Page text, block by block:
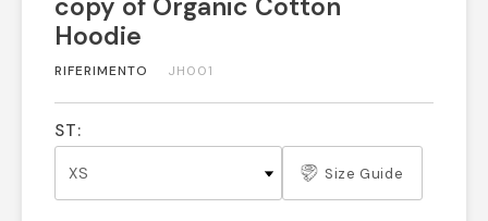
copy of Organic Cotton
Hoodie
RIFERIMENTO JH001
ST:
Size Guide